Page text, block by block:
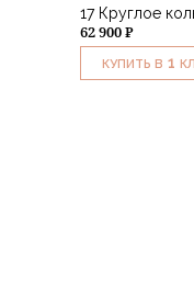
17 Круглое
62 900 ₽
КУПИТЬ В 1